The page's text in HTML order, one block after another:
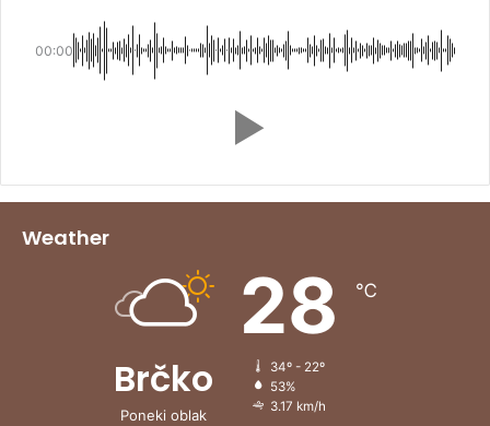
00:00
Weather
Brčko
Poneki oblak
28 ℃
34º - 22º
53%
3.17 km/h